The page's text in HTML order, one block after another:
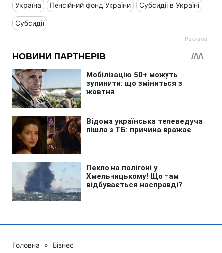
Україна Пенсійний фонд України Субсидії в Україні
Субсидії
Головна » Бізнес